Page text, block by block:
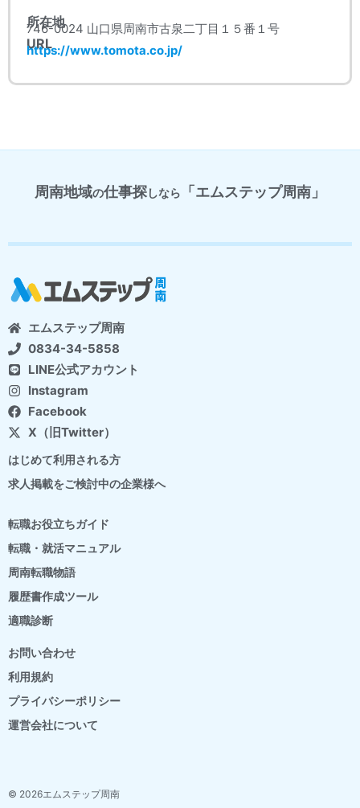
所在地
746-0024 山口県周南市古泉二丁目１５番１号
URL
https://www.tomota.co.jp/
周南地域の仕事探しなら 「エムステップ周南」
エムステップ周南
0834-34-5858
LINE公式アカウント
Instagram
Facebook
X（旧Twitter）
はじめて利用される方
求人掲載をご検討中の企業様へ
転職お役立ちガイド
転職・就活マニュアル
周南転職物語
履歴書作成ツール
適職診断
お問い合わせ
利用規約
プライバシーポリシー
運営会社について
© 2026エムステップ周南